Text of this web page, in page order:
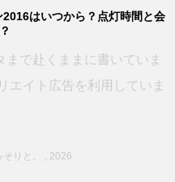
はいつから？点灯時間と会
で赴くままに書いていま
エイト広告を利用していま
そりと。 , 2026